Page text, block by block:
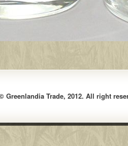
Greenlandia Trade, 2012. All right